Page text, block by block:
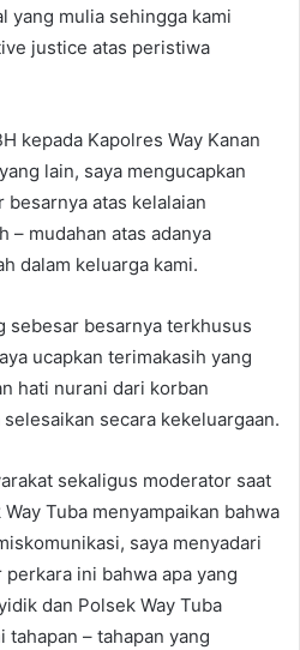
yang mulia sehingga kami
justice atas peristiwa
kepada Kapolres Way Kanan
lain, saya mengucapkan
besarnya atas kelalaian
– mudahan atas adanya
dalam keluarga kami.
sebesar besarnya terkhusus
ucapkan terimakasih yang
hati nurani dari korban
secara kekeluargaan.
sekaligus moderator saat
Tuba menyampaikan bahwa
saya menyadari
ini bahwa apa yang
dan Polsek Way Tuba
– tahapan yang